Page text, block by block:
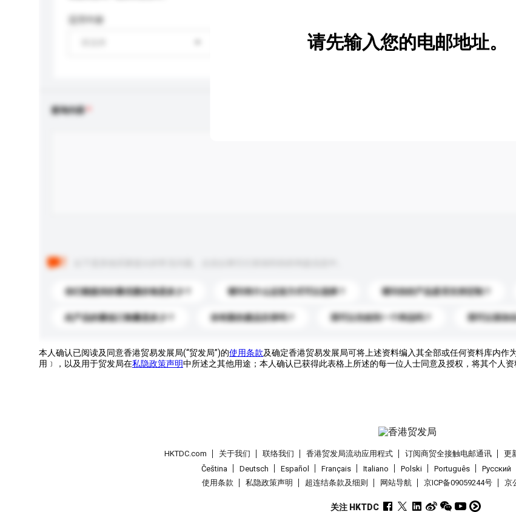
适用年龄
新增/删除选项
查询内容
你们能提供的最优惠价格是多少？ 请问有什么运送方式可以选择？ 请问你的产品是否支持定制？
此产品的最低订购量是多少？ 你有新的產品目录吗？ 我可以先收到一个样品吗？ 我可以添加
请先输入您的电邮地址。
本人确认已阅读及同意香港贸易发展局(“贸发局”)的使用条款及确定香港贸易发展局可将上述资料编入其全部或任何资料库内
用﹞，以及用于贸发局在私隐政策声明中所述之其他用途；本人确认已获得此表格上所述的每一位人士同意及授权，将其个人资
HKTDC.com 关于我们 联络我们 香港贸发局流动应用程式 订阅商贸全接触电邮通讯 更
Čeština
Deutsch Español Français Italiano Polski Português Pусский
使用条款
私隐政策声明 超连结条款及细则 网站导航 京ICP备09059244号 京
关注 HKTDC